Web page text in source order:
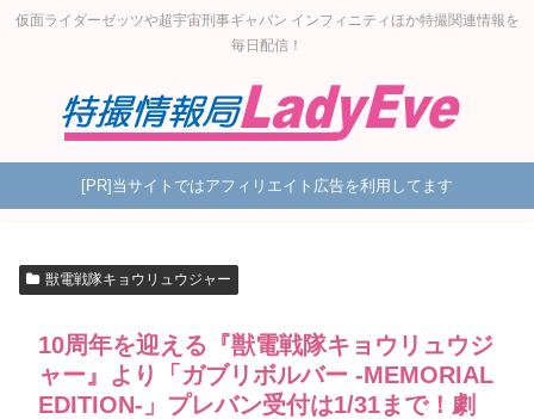
仮面ライダーゼッツや超宇宙刑事ギャバン インフィニティほか特撮関連情報を
毎日配信！
[PR]当サイトではアフィリエイト広告を利用してます
獣電戦隊キョウリュウジャー
10周年を迎える『獣電戦隊キョウリュウジ
ャー』より「ガブリボルバー -MEMORIAL
EDITION-」プレバン受付は1/31まで！劇